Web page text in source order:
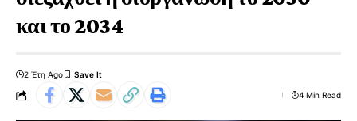
και το 2034
2 Έτη Ago
4 Min Read